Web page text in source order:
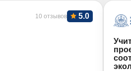
10 отзывов 5.0